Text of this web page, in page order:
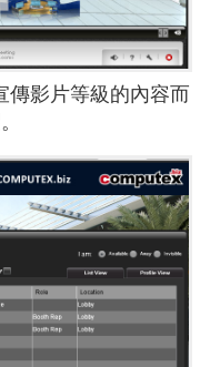
影片等級的內容而